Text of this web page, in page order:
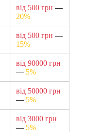
від 500 грн —
20%
від 500 грн —
15%
від 90000 грн
— 5%
від 50000 грн
— 5%
від 3000 грн
— 5%